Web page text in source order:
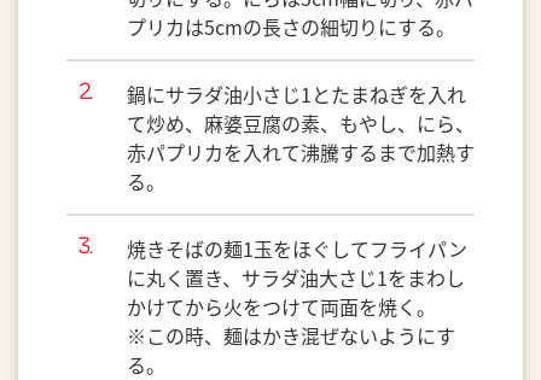
プリカは5cmの長さの細切りにする。
鍋にサラダ油小さじ1とたまねぎを入れ
て炒め、麻婆豆腐の素、もやし、にら、
赤パプリカを入れて沸騰するまで加熱す
る。
焼きそばの麺1玉をほぐしてフライパン
に丸く置き、サラダ油大さじ1をまわし
かけてから火をつけて両面を焼く。
※この時、麺はかき混ぜないようにす
る。